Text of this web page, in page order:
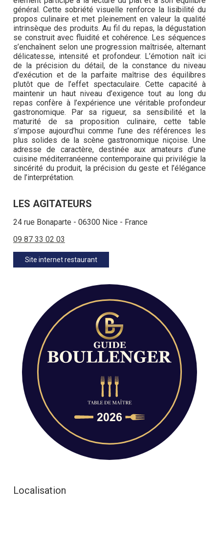
général. Cette sobriété visuelle renforce la lisibilité du
propos culinaire et met pleinement en valeur la qualité
intrinsèque des produits. Au fil du repas, la dégustation
se construit avec fluidité et cohérence. Les séquences
s’enchaînent selon une progression maîtrisée, alternant
délicatesse, intensité et profondeur. L’émotion naît ici
de la précision du détail, de la constance du niveau
d’exécution et de la parfaite maîtrise des équilibres
plutôt que de l’effet spectaculaire. Cette capacité à
maintenir un haut niveau d’exigence tout au long du
repas confère à l’expérience une véritable profondeur
gastronomique. Par sa rigueur, sa sensibilité et la
maturité de sa proposition culinaire, cette table
s’impose aujourd’hui comme l’une des références les
plus solides de la scène gastronomique niçoise. Une
adresse de caractère, destinée aux amateurs d’une
cuisine méditerranéenne contemporaine qui privilégie la
sincérité du produit, la précision du geste et l’élégance
de l’interprétation.
LES AGITATEURS
24 rue Bonaparte - 06300 Nice - France
09 87 33 02 03
Site internet restaurant
Localisation